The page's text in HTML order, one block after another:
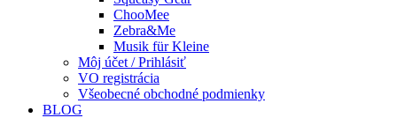
ChooMee
Zebra&Me
Musik für Kleine
Môj účet / Prihlásiť
VO registrácia
Všeobecné obchodné podmienky
BLOG